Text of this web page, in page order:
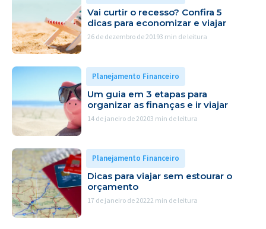
Vai curtir o recesso? Confira 5
dicas para economizar e viajar
26 de dezembro de 20193 min de leitura
Planejamento Financeiro
Um guia em 3 etapas para
organizar as finanças e ir viajar
14 de janeiro de 20203 min de leitura
Planejamento Financeiro
Dicas para viajar sem estourar o
orçamento
17 de janeiro de 20222 min de leitura